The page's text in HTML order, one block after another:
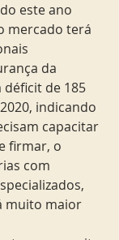
este ano
mercado terá
da
de 185
indicando
capacitar
firmar, o
com
muito maior